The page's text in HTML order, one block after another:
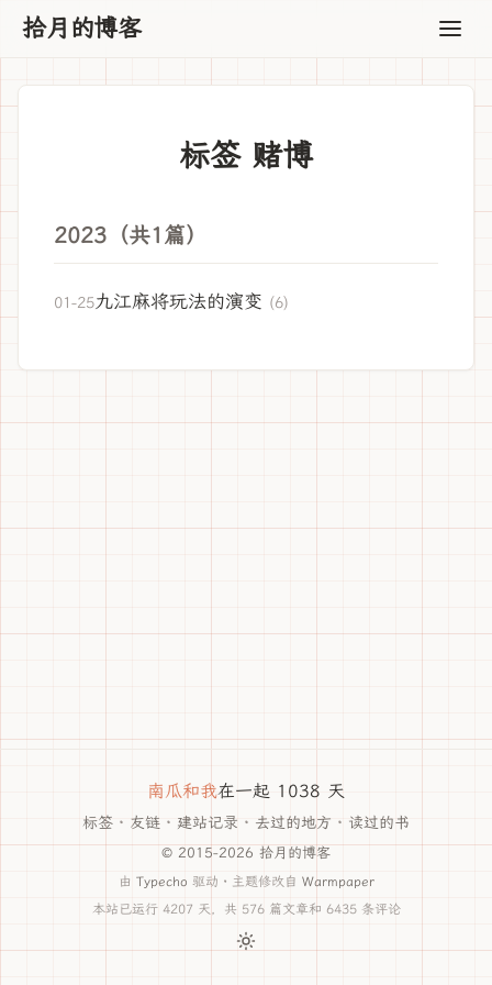
拾月的博客
标签 赌博
2023（共1篇）
01-25九江麻将玩法的演变 (6)
南瓜和我在一起 1038 天
标签 · 友链 · 建站记录 · 去过的地方 · 读过的书
© 2015-2026 拾月的博客
由 Typecho 驱动 · 主题修改自 Warmpaper
本站已运行 4207 天，共 576 篇文章和 6435 条评论